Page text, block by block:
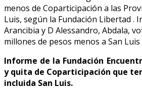
Informe de la Fundación
y quita de Coparticipación que
incluida San Luis.